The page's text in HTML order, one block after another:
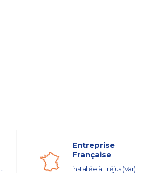
Entreprise
Française
installée à Fréjus (Var)